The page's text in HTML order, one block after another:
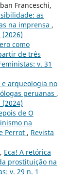
Franceschi,
as
na imprensa ,
(2026)
como
de três
v. 31
e arqueologia no
peruanas ,
(2024)
de O
na
Perrot , Revista
Eca! A retórica
prostituição na
v. 29 n. 1